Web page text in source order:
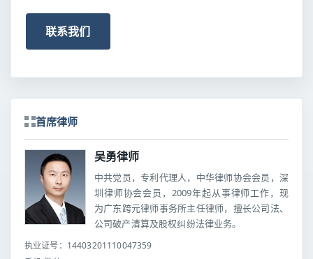
联系我们
首席律师
吴勇律师
中共党员，专利代理人，中华律师协会会员，深
圳律师协会会员，2009年起从事律师工作，现
为广东跨元律师事务所主任律师，擅长公司法、
公司破产清算及股权纠纷法律业务。
执业证号：14403201110047359